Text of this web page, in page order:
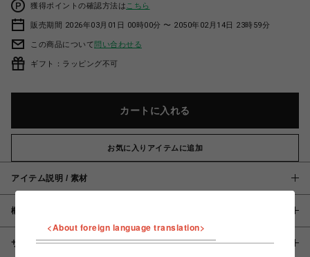
獲得ポイントの確認方法は こちら
販売期間 2026年03月01日 00時00分 〜 2050年02月14日 23時59分
この商品について問い合わせる
ギフト：ラッピング不可
カートに入れる
お気に入りアイテムに追加
アイテム説明 / 素材
概要
サイズ
<About foreign language translation>